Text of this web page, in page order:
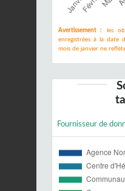
Avertissement :
les
enregistrées à la date
mois de janvier ne
Fournisseur de